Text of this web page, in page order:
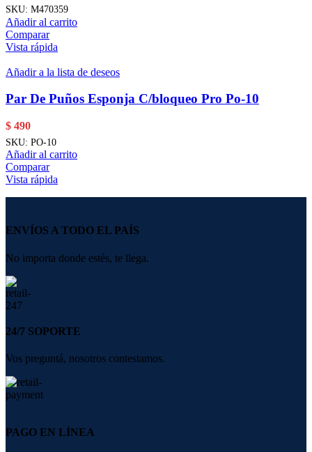
SKU: M470359
Añadir al carrito
Comparar
Vista rápida
Añadir a la lista de deseos
Par De Puños Esponja C/bloqueo Pro Po-10
$ 490
SKU: PO-10
Añadir al carrito
Comparar
Vista rápida
ENVÍOS A TODO EL PAÍS
No importa donde estés, te llega.
24/7 SOPORTE
Vos preguntá, nosotros contestamos.
PAGO EN LÍNEA